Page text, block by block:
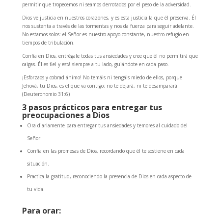
permitir que tropecemos ni seamos derrotados por el peso de la adversidad.
Dios ve justicia en nuestros corazones, y es esta justicia la que él preserva. Él
nos sustenta a través de las tormentas y nos da fuerza para seguir adelante.
No estamos solos: el Señor es nuestro apoyo constante, nuestro refugio en
tiempos de tribulación.
Confía en Dios, entrégale todas tus ansiedades y cree que él no permitirá que
caigas. Él es fiel y está siempre a tu lado, guiándote en cada paso.
¡Esforzaos y cobrad ánimo! No temáis ni tengáis miedo de ellos, porque
Jehová, tu Dios, es el que va contigo; no te dejará, ni te desamparará.
(Deuteronomio 31:6)
3 pasos prácticos para entregar tus
preocupaciones a Dios
Ora diariamente para entregar tus ansiedades y temores al cuidado del
Señor.
Confía en las promesas de Dios, recordando que él te sostiene en cada
situación.
Practica la gratitud, reconociendo la presencia de Dios en cada aspecto de
tu vida.
Para orar: